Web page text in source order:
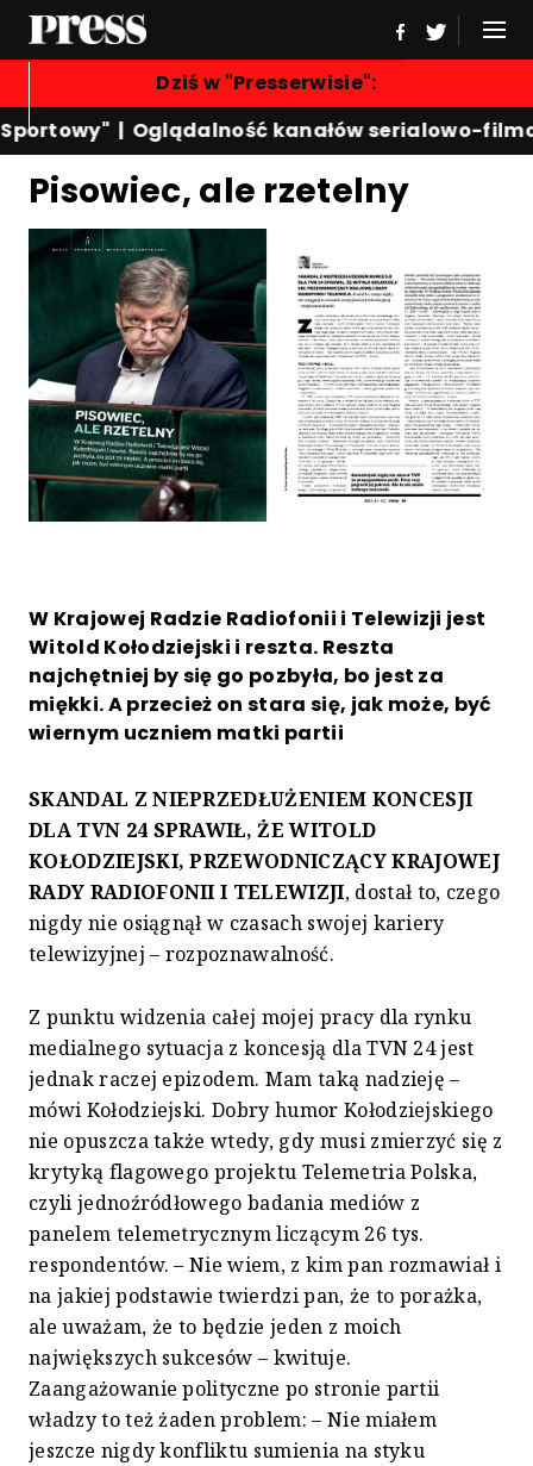
Dziś w "Presserwisie":
Oglądalność kanałów serialowo-
Pisowiec, ale rzetelny
W Krajowej Radzie Radiofonii i Telewizji jest
Witold Kołodziejski i reszta. Reszta
najchętniej by się go pozbyła, bo jest za
miękki. A przecież on stara się, jak może, być
wiernym uczniem matki partii
SKANDAL Z NIEPRZEDŁUŻENIEM KONCESJI
DLA TVN 24 SPRAWIŁ, ŻE WITOLD
KOŁODZIEJSKI, PRZEWODNICZĄCY KRAJOWEJ
RADY RADIOFONII I TELEWIZJI, dostał to, czego
nigdy nie osiągnął w czasach swojej kariery
telewizyjnej – rozpoznawalność.
Z punktu widzenia całej mojej pracy dla rynku
medialnego sytuacja z koncesją dla TVN 24 jest
jednak raczej epizodem. Mam taką nadzieję –
mówi Kołodziejski. Dobry humor Kołodziejskiego
nie opuszcza także wtedy, gdy musi zmierzyć się z
krytyką flagowego projektu Telemetria Polska,
czyli jednoźródłowego badania mediów z
panelem telemetrycznym liczącym 26 tys.
respondentów. – Nie wiem, z kim pan rozmawiał i
na jakiej podstawie twierdzi pan, że to porażka,
ale uważam, że to będzie jeden z moich
największych sukcesów – kwituje.
Zaangażowanie polityczne po stronie partii
władzy to też żaden problem: – Nie miałem
jeszcze nigdy konfliktu sumienia na styku